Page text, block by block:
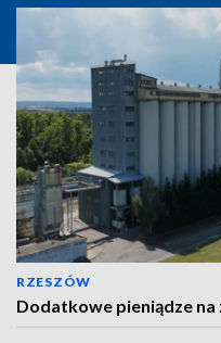
RZESZÓW
Dodatkowe pieniądze